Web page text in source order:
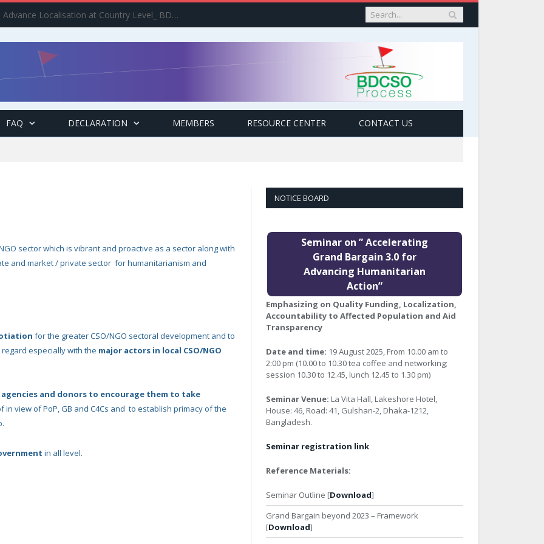
Implement the Agenda : Advance Localisation at Country Level_ BDCSO COAST 2025 Survey Report Findings on the Grand Bargain 3.0 Implementation
FAQ DECLARATION MEMBERS RESOURCE CENTER CONTACT US
sector which is vibrant and proactive as a sector along with
and market / private sector for humanitarianism and
for the greater CSO/NGO sectoral development and to
especially with the major actors in local CSO/NGO
and donors to encourage them to take
in view of PoP, GB and C4Cs and to establish primacy of the
in all level.
NOTICE BOARD
Seminar on ” Accelerating
Grand Bargain 3.0 for
Advancing Humanitarian
Action”
Emphasizing on Quality Funding, Localization,
Accountability to Affected Population and Aid
Transparency
Date and time: 19 August 2025, From 10.00 am to
2:00 pm (10.00 to 10.30 tea coffee and networking;
session 10.30 to 12.45, lunch 12.45 to 1.30 pm)
Seminar Venue: La Vita Hall, Lakeshore Hotel,
House: 46, Road: 41, Gulshan-2, Dhaka-1212,
Bangladesh.
Seminar registration link
Reference Materials:
Seminar Outline [Download]
Grand Bargain beyond 2023 – Framework
[Download]